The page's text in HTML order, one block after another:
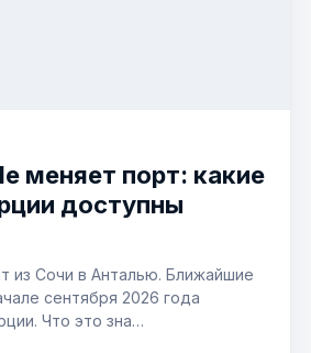
меняет порт: какие
доступны
из Сочи в Анталью. Ближайшие
сентября 2026 года
Что это зна…